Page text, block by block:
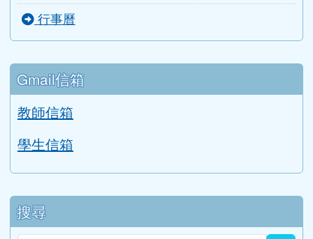
行事曆
Gmail信箱
教師信箱
學生信箱
搜尋